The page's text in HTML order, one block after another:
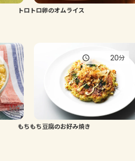
トロトロ卵のオムライス
もちもち豆腐のお好み焼き
20分